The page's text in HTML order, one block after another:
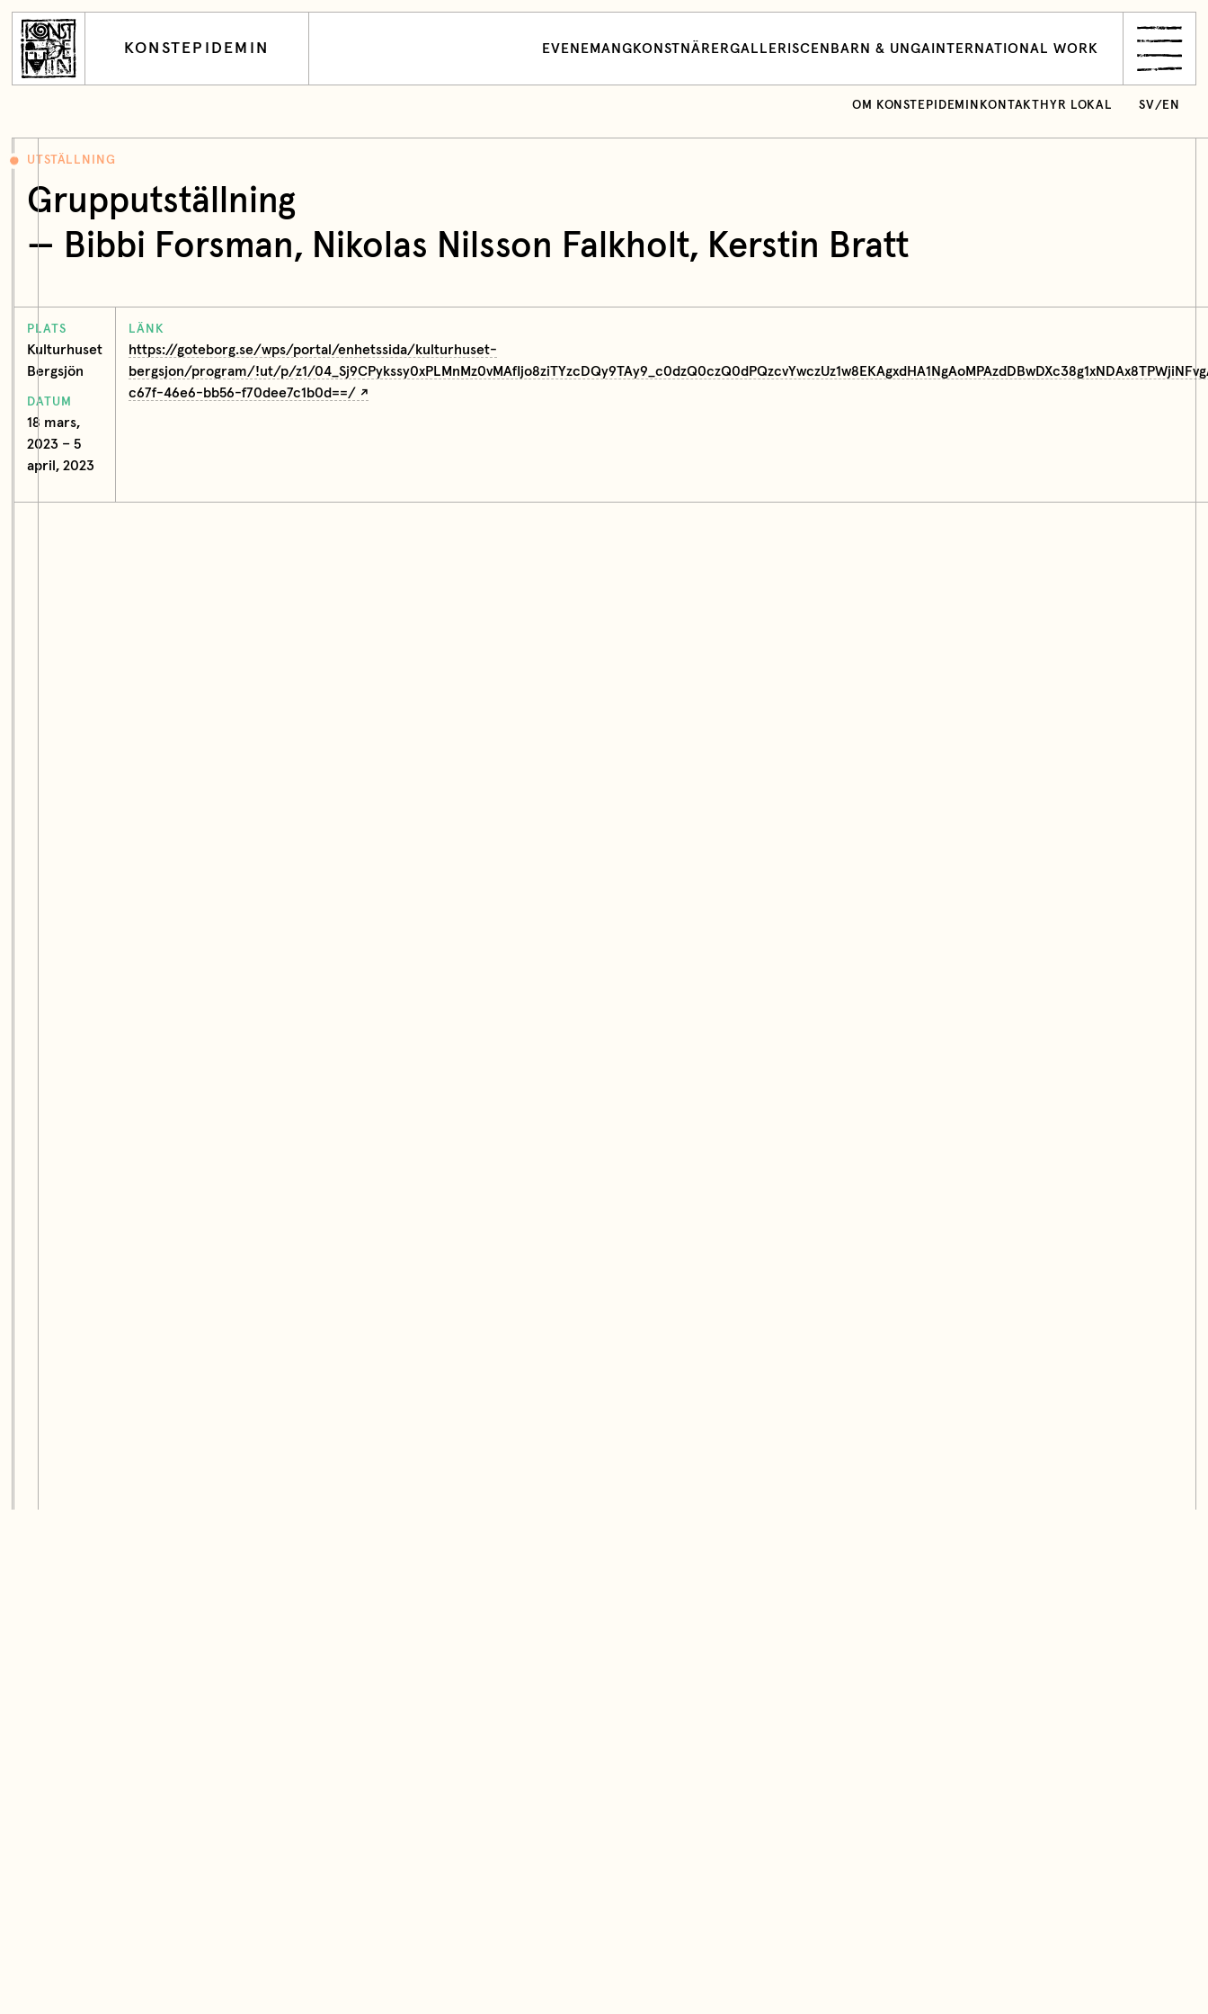
KONSTEPIDEMIN EVENEMANG KONSTNÄRERGALLERI SCEN BARN & UNGA INTERNATIONAL WORK
OM KONSTEPIDEMIN KONTAKT HYR LOKAL SV/ EN
UTSTÄLLNING
Grupputställning
— Bibbi Forsman, Nikolas Nilsson Falkholt, Kerstin Bratt
PLATS
Kulturhuset
Bergsjön
DATUM
18 mars,
2023 – 5
april, 2023
LÄNK
https://goteborg.se/wps/portal/enhetssida/kulturhuset-
bergsjon/program/!ut/p/z1/
c67f-46e6-bb56-f70dee7c1b0d==/